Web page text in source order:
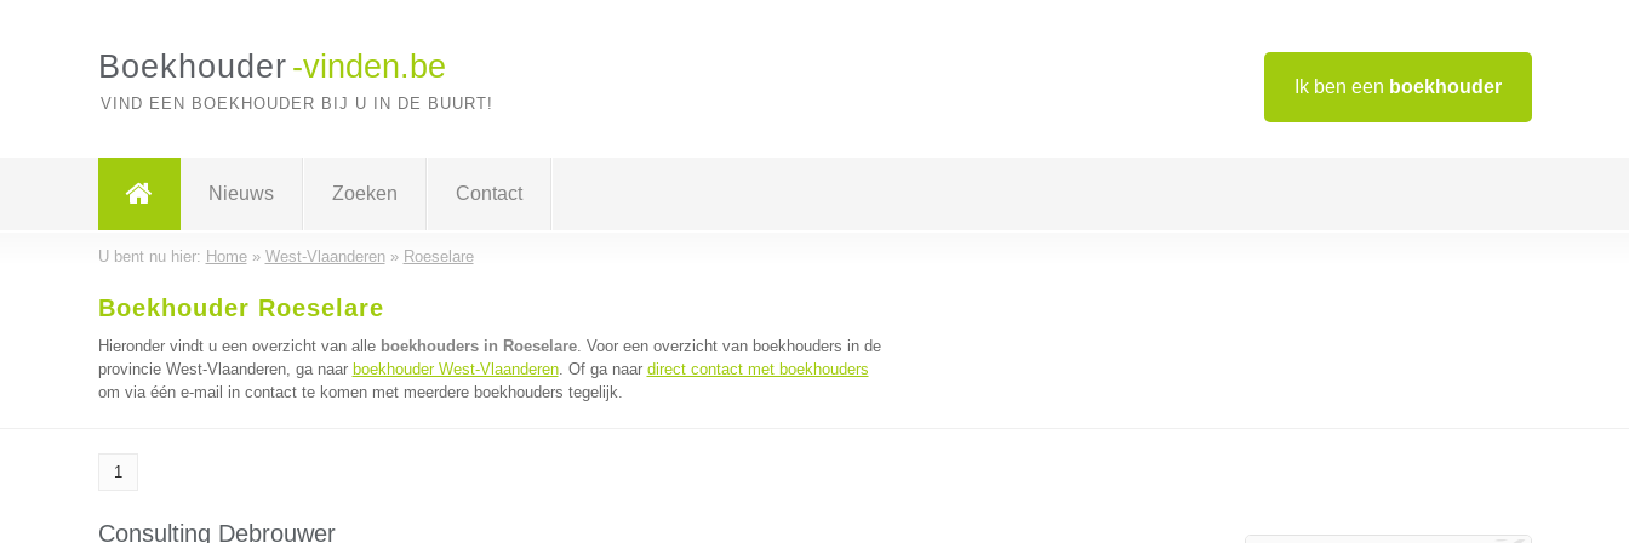
Ik ben een boekhouder
Boekhouder -vinden.be
VIND EEN BOEKHOUDER BIJ U IN DE BUURT!
Nieuws Zoeken Contact
U bent nu hier: Home» West-Vlaanderen» Roeselare
Boekhouder Roeselare
Hieronder vindt u een overzicht van alle boekhouders in Roeselare. Voor een overzicht van boekhouders in de
provincie West-Vlaanderen, ga naar boekhouder West-Vlaanderen. Of ga naar direct contact met boekhouders
om via één e-mail in contact te komen met meerdere boekhouders tegelijk.
1
Consulting Debrouwer